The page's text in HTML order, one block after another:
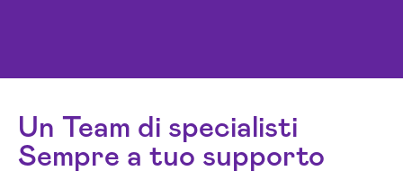
Un Team di specialisti
Sempre a tuo supporto